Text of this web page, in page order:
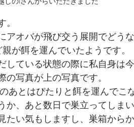
アオバが飛び交う展開でどう
が餌を運んでいたようです。
している状態の際に私自身は
写真が上の写真です。
あとはぴたりと餌を運んでこ
か、あと数日で巣立ってしま
たい気もしますし、巣箱から